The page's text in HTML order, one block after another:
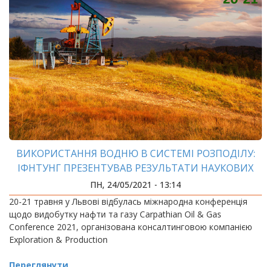
ВИКОРИСТАННЯ ВОДНЮ В СИСТЕМІ РОЗПОДІЛУ:
ІФНТУНГ ПРЕЗЕНТУВАВ РЕЗУЛЬТАТИ НАУКОВИХ
ДОСЛІДЖЕНЬ
ПН, 24/05/2021 - 13:14
20-21 травня у Львові відбулась міжнародна конференція
щодо видобутку нафти та газу Carpathian Oil & Gas
Conference 2021, організована консалтинговою компанією
Exploration & Production